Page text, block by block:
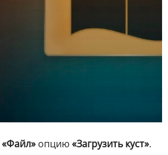
«Файл» опцию«Загрузить куст».